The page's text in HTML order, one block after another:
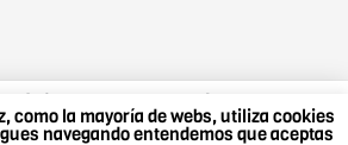
como la mayoría de webs, utiliza cookies
navegando entendemos que aceptas
Cádiz, como la mayoría de webs,
y ajenas. Si sigues navegando